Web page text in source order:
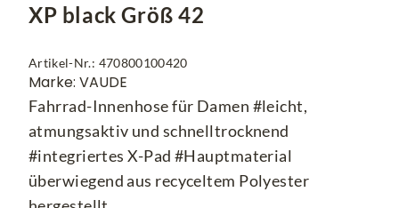
XP black Größ 42
Artikel-Nr.: 470800100420
Marke: VAUDE
Fahrrad-Innenhose für Damen #leicht,
atmungsaktiv und schnelltrocknend
#integriertes X-Pad #Hauptmaterial
überwiegend aus recyceltem Polyester